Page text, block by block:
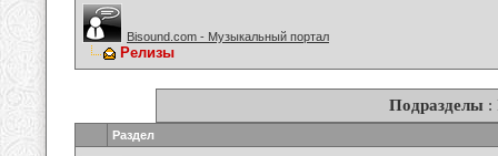
Bisound.com - Музыкальный портал
Релизы
Подразделы :
Раздел